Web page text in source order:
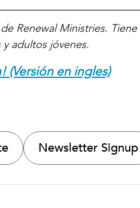
Renewal Ministries.
adultos jóvenes.
(Versión en ingles)
Newsletter Signup